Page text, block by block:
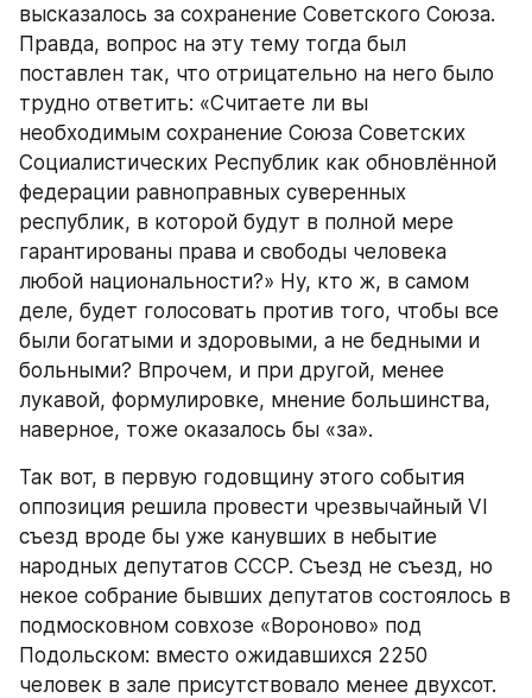
высказалось за сохранение Советского Союза.
Правда, вопрос на эту тему тогда был
поставлен так, что отрицательно на него было
трудно ответить: «Считаете ли вы
необходимым сохранение Союза Советских
Социалистических Республик как обновлённой
федерации равноправных суверенных
республик, в которой будут в полной мере
гарантированы права и свободы человека
любой национальности?» Ну, кто ж, в самом
деле, будет голосовать против того, чтобы все
были богатыми и здоровыми, а не бедными и
больными? Впрочем, и при другой, менее
лукавой, формулировке, мнение большинства,
наверное, тоже оказалось бы «за».
Так вот, в первую годовщину этого события
оппозиция решила провести чрезвычайный VI
съезд вроде бы уже канувших в небытие
народных депутатов СССР. Съезд не съезд, но
некое собрание бывших депутатов состоялось в
подмосковном совхозе «Вороново» под
Подольском: вместо ожидавшихся 2250
человек в зале присутствовало менее двухсот.